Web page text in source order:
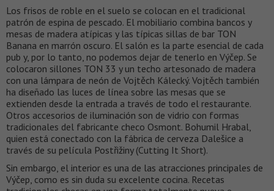
Los frisos de roble en el suelo se colocan en el tradicional
patrón de espina de pescado. El mobiliario combina bancos y
mesas de madera atípicas y las típicas sillas de bar TON
Banana en marrón oscuro. El salón es la parte esencial de cada
pub y, por lo tanto, no podemos dejar de tenerlo en Výčep. Se
colocaron sillones TON 33 y un techo artesonado de madera
con una lámpara de neón de Vojtěch Kálecký. Vojtěch también
ha diseñado las luces de línea sobre las mesas que se
extienden desde la entrada a través de todo el restaurante.
Otros accesorios de iluminación son de vidrio con formas
tradicionales del fabricante checo Osmont. Bohumil Hrabal,
quien está conectado con la fábrica de cerveza Dalešice a
través de su película Postřižiny (Cutting It Short).
Sin embargo, el interior es una de las atracciones principales de
Výčep, como es sin duda su excelente cocina. Recetas